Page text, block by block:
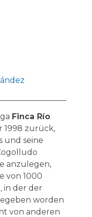
Finca Río
1998 zurück,
und seine
anzulegen,
von 1000
in der der
worden
von anderen